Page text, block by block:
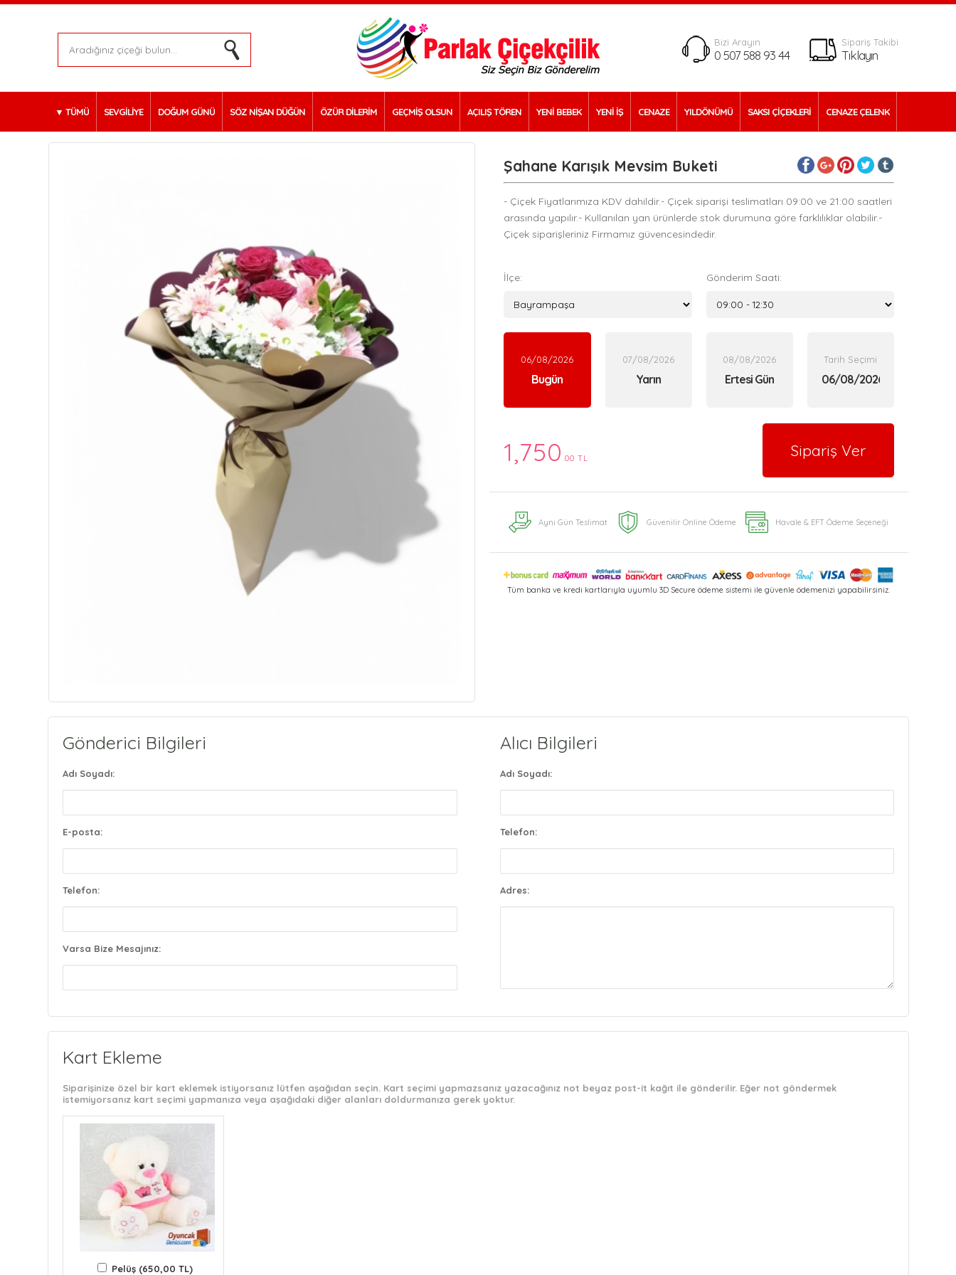
Bizi Arayın
0 507 588 93 44
Sipariş Takibi
Tıklayın
TÜMÜ SEVGİLİYE DOĞUM GÜNÜ SÖZ NİŞAN DÜĞÜN ÖZÜR DİLERİM GEÇMİŞ OLSUN AÇILIŞ TÖREN YENİ BEBEK YENİ İŞ CENAZE YILDÖNÜMÜ SAKSI ÇİÇEKLERİ CENAZE ÇELENK
Şahane Karışık Mevsim Buketi
- Çiçek Fiyatlarımıza KDV dahildir.- Çiçek siparişi teslimatları 09:00 ve 21:00 saatleri
arasında yapılır.- Kullanılan yan ürünlerde stok durumuna göre farklılıklar olabilir.-
Çiçek siparişleriniz Firmamız güvencesindedir.
İlçe: Gönderim Saati:
06/08/2026
Bugün
07/08/2026
Yarın
08/08/2026
Ertesi Gün
Tarih Seçimi
1,750 .00 TL Sipariş Ver
Aynı Gün Teslimat Güvenilir Online Ödeme Havale & EFT Ödeme Seçeneği
Tüm banka ve kredi kartlarıyla uyumlu 3D Secure ödeme sistemi ile güvenle ödemenizi yapabilirsiniz.
Gönderici Bilgileri
Adı Soyadı:
E-posta:
Telefon:
Varsa Bize Mesajınız:
Alıcı Bilgileri
Adı Soyadı:
Telefon:
Adres:
Kart Ekleme
Siparişinize özel bir kart eklemek istiyorsanız lütfen aşağıdan seçin. Kart seçimi yapmazsanız yazacağınız not beyaz post-it kağıt ile gönderilir. Eğer not göndermek
istemiyorsanız kart seçimi yapmanıza veya aşağıdaki diğer alanları doldurmanıza gerek yoktur.
Pelüş (650,00 TL)